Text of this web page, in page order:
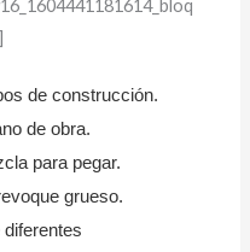
de construcción.
de obra.
para pegar.
grueso.